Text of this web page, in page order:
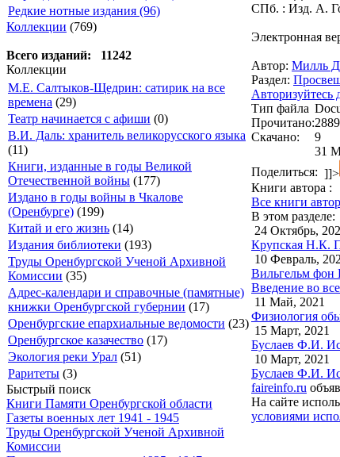
Редкие нотные издания (96)
Коллекции (769)
Всего изданий: 11242
Коллекции
М.Е. Салтыков-Щедрин: сатирик на все
времена (29)
Театр начинается с афиши (0)
В.И. Даль: хранитель великорусского языка
(11)
Книги, изданные в годы Великой
Отечественной войны (177)
Издано в годы войны в Чкалове
(Оренбурге) (199)
Китай и его жизнь (14)
Издания библиотеки (193)
Труды Оренбургской Ученой Архивной
Комиссии (35)
Адрес-календари и справочные (памятные)
книжки Оренбургской губернии (17)
Оренбургские епархиальные ведомости (23)
Оренбургское казачество (17)
Экология реки Урал (51)
Раритеты (3)
Быстрый поиск
Книги Памяти Оренбургской области
Газеты военных лет 1941 - 1945
Труды Оренбургской Ученой Архивной
Комиссии
СПб. : Изд. А.
Электронная
Автор: Милль
Раздел:
Авторизуйтесь
Тип файла
Прочитано:2889
Скачано:
9
31
Поделиться: ]]>
Книги автора :
Все книги
В этом разделе:
24 Октябрь,
Крупская Н.К.
10 Февраль,
Вильгельм фон
Введение во
11 Май, 2021
Физиология
15 Март, 2021
Буслаев Ф.И.
10 Март, 2021
Буслаев Ф.И.
faireinfo.ru
На сайте
условиями